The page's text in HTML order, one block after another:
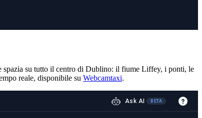
spazia su tutto il centro di Dublino: il fiume Liffey, i ponti, le
reale, disponibile su Webcamtaxi.